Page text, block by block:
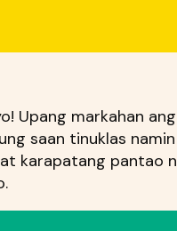
Upang markahan
saan tinuklas
karapatang pantao